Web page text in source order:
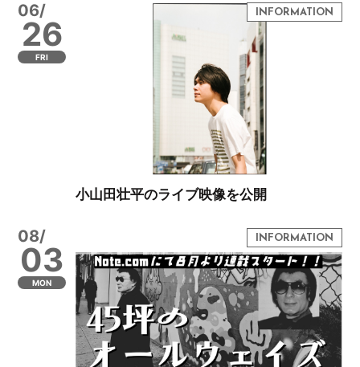
06/
26
FRI
小山田壮平のライブ映像を公開
08/
03
MON